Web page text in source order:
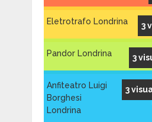
3
Eletrotrafo Londrina
3
Pandor Londrina
3
Anfiteatro Luigi
Borghesi
Londrina